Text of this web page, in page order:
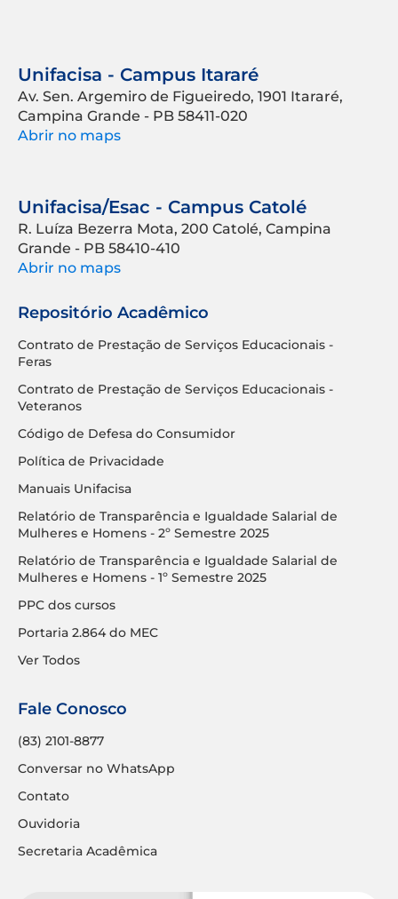
Unifacisa - Campus Itararé
Av. Sen. Argemiro de Figueiredo, 1901 Itararé,
Campina Grande - PB 58411-020
Abrir no maps
Unifacisa/Esac - Campus Catolé
R. Luíza Bezerra Mota, 200 Catolé, Campina
Grande - PB 58410-410
Abrir no maps
Repositório Acadêmico
Contrato de Prestação de Serviços Educacionais -
Feras
Contrato de Prestação de Serviços Educacionais -
Veteranos
Código de Defesa do Consumidor
Política de Privacidade
Manuais Unifacisa
Relatório de Transparência e Igualdade Salarial de
Mulheres e Homens - 2º Semestre 2025
Relatório de Transparência e Igualdade Salarial de
Mulheres e Homens - 1º Semestre 2025
PPC dos cursos
Portaria 2.864 do MEC
Ver Todos
Fale Conosco
(83) 2101-8877
Conversar no WhatsApp
Contato
Ouvidoria
Secretaria Acadêmica